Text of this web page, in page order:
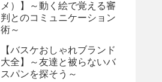
メ）】～動く絵で覚える審
判とのコミュニケーション
術～
【バスケおしゃれブランド
大全】～友達と被らないバ
スパンを探そう～